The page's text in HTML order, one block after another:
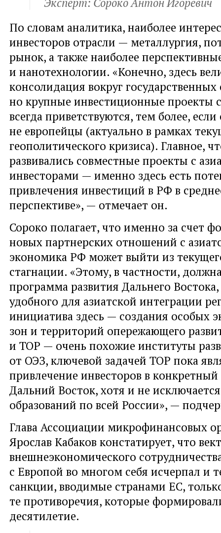
По словам аналитика, наиболее
инвесторов отрасли — металлургия,
рынок, а также наиболее
и нанотехнологии. «Конечно, здесь
консолидация вокруг государственных
но крупные инвестиционные проекты
всегда приветствуются, тем более,
не европейцы (актуально в рамках
геополитического кризиса). Главное,
развивались совместные проекты с
инвесторами — именно здесь есть
привлечения инвестиций в РФ в
перспективе», — отмечает он.
Сороко полагает, что именно за счет
новых партнерских отношений с
экономика РФ может выйти из
стагнации. «Этому, в частности,
программа развития Дальнего Востока,
удобного для азиатской интеграции
инициатива здесь — создания особых
зон и территорий опережающего
и ТОР — очень похожие институты
от ОЭЗ, ключевой задачей ТОР пока
привлечение инвесторов в
Дальний Восток, хотя и не
образований по всей России», —
Глава Ассоциации микрофинансовых
Ярослав Кабаков констатирует, что
внешнеэкономического
с Европой во многом себя исчерпал и
санкции, вводимые странами ЕС,
те противоречия, которые
десятилетие.